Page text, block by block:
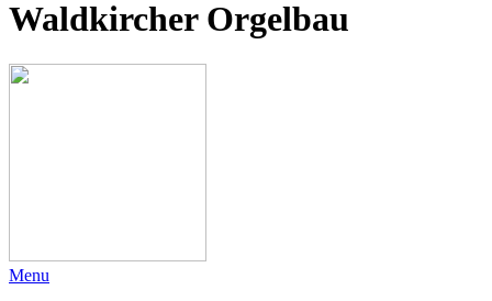
Waldkircher Orgelbau
Menu